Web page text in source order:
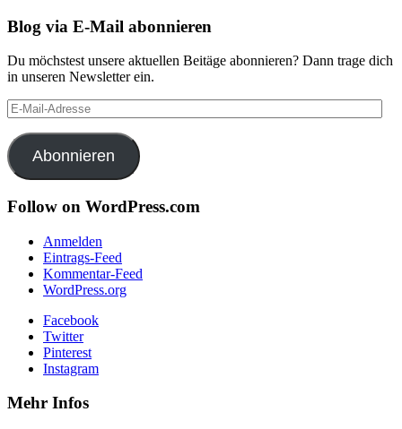
Blog via E-Mail abonnieren
Du möchstest unsere aktuellen Beitäge abonnieren? Dann trage dich
in unseren Newsletter ein.
E-
Mail-
Adresse
Abonnieren
Follow on WordPress.com
Anmelden
Eintrags-Feed
Kommentar-Feed
WordPress.org
Facebook
Twitter
Pinterest
Instagram
Mehr Infos